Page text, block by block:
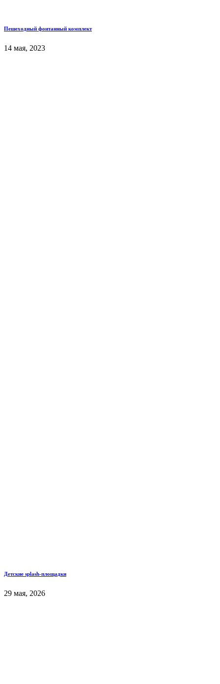
Пешеходный фонтанный комплект
14 мая, 2023
Детские splash-площадки
29 мая, 2026